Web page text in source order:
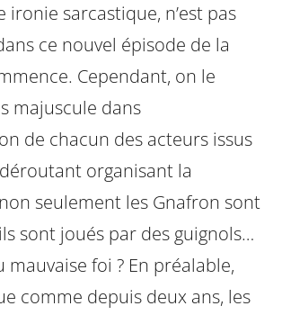
ironie sarcastique, n’est pas
ce nouvel épisode de la
Cependant, on le
majuscule dans
de chacun des acteurs issus
organisant la
seulement les Gnafron sont
sont joués par des guignols…
mauvaise foi ? En préalable,
comme depuis deux ans, les